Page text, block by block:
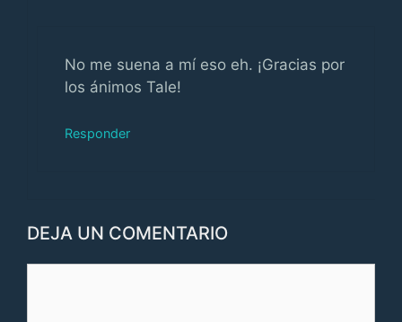
No me suena a mí eso eh. ¡Gracias por
los ánimos Tale!
Responder
DEJA UN COMENTARIO